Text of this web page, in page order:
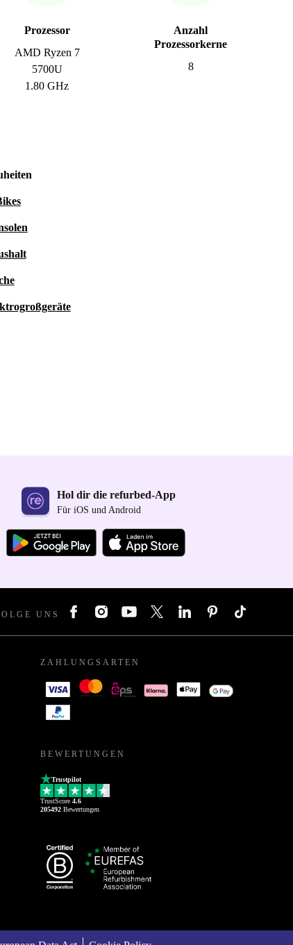
Prozessor
AMD Ryzen 7
5700U
1.80 GHz
Anzahl
Prozessorkerne
8
Hol dir die refurbed-App
Für iOS und Android
UNS
ZAHLUNGSARTEN
BEWERTUNGEN
Trustpilot
TrustScore 4.6
205492 Bewertungen